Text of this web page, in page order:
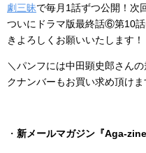
劇三昧で毎月1話ずつ公開！次
ついにドラマ版最終話⑥第10話
きよろしくお願いいたします！
＼パンフには中田顕史郎さん
クナンバーもお買い求め頂けま
・ 新メールマガジン『Aga-zine